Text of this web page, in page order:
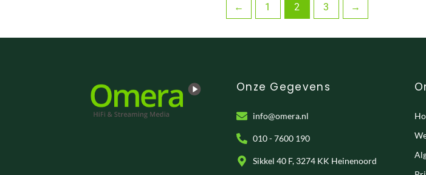
← 1 2 3 →
Onze Gegevens
info@omera.nl
010 - 7600 190
Sikkel 40 F, 3274 KK Heinenoord